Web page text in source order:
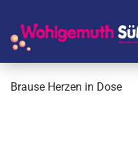
Brau­se Her­zen in Dose